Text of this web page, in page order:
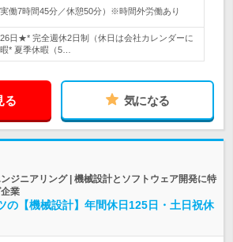
働7時間45分／休憩50分）※時間外労働あり
日★* 完全週休2日制（休日は会社カレンダーに
* 夏季休暇（5…
る 気になる
ジニアリング | 機械設計とソフトウェア開発に特
業
の【機械設計】年間休日125日・土日祝休